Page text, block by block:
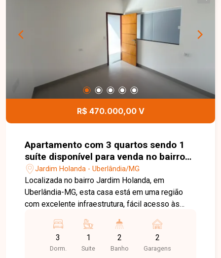
R$ 470.000,00 V
Apartamento com 3 quartos sendo 1
suíte disponível para venda no bairro
Jardim Holanda em Uberlândia-MG
Jardim Holanda - Uberlândia/MG
Localizada no bairro Jardim Holanda, em
Uberlândia-MG, esta casa está em uma região
com excelente infraestrutura, fácil acesso às
supermercados, escolas, farmácias, comércios e
diversos serviços, proporcionando praticidade,
conforto e qualidade de vida para toda a família.
3
Dorm.
1
Suite
2
Banho
2
Garagens